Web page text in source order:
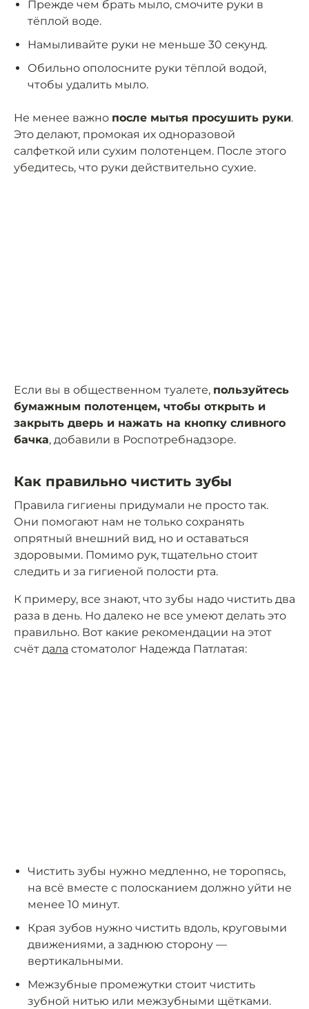
Прежде чем брать мыло, смочите руки в
тёплой воде.
Намыливайте руки не меньше 30 секунд.
Обильно ополосните руки тёплой водой,
чтобы удалить мыло.
Не менее важно после мытья просушить руки.
Это делают, промокая их одноразовой
салфеткой или сухим полотенцем. После этого
убедитесь, что руки действительно сухие.
Если вы в общественном туалете, пользуйтесь
бумажным полотенцем, чтобы открыть и
закрыть дверь и нажать на кнопку сливного
бачка, добавили в Роспотребнадзоре.
Как правильно чистить зубы
Правила гигиены придумали не просто так.
Они помогают нам не только сохранять
опрятный внешний вид, но и оставаться
здоровыми. Помимо рук, тщательно стоит
следить и за гигиеной полости рта.
К примеру, все знают, что зубы надо чистить два
раза в день. Но далеко не все умеют делать это
правильно. Вот какие рекомендации на этот
счёт дала стоматолог Надежда Патлатая:
Чистить зубы нужно медленно, не торопясь,
на всё вместе с полосканием должно уйти не
менее 10 минут.
Края зубов нужно чистить вдоль, круговыми
движениями, а заднюю сторону —
вертикальными.
Межзубные промежутки стоит чистить
зубной нитью или межзубными щётками.